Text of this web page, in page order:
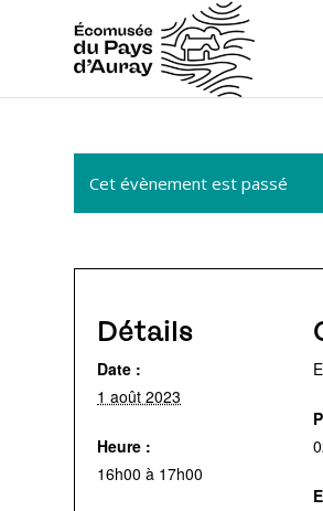
Cet évènement est passé
Détails
Date :
1 août 2023
Heure :
16h00 à 17h00